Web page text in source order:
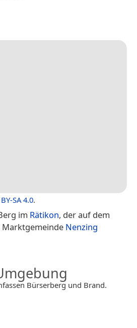
BY-SA 4.0.
im Rätikon, der auf dem
Marktgemeinde Nenzing
Bürserberg und Brand.